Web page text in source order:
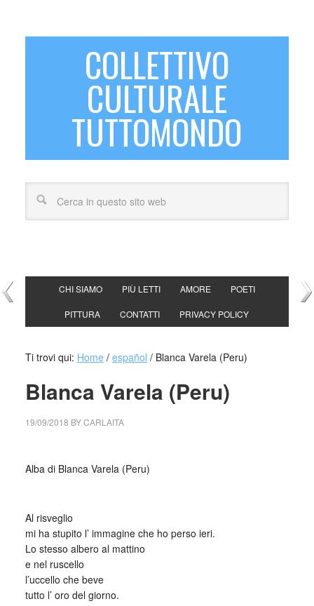
COLLETTIVO
CULTURALE
TUTTOMONDO
CHI SIAMO PIÙ LETTI AMORE POETI
PITTURA CONTATTI PRIVACY POLICY
Ti trovi qui: Home / español /Blanca Varela (Peru)
Blanca Varela (Peru)
19/09/2018 BYCARLAITA
Alba di Blanca Varela (Peru)
Al risveglio
mi ha stupito l’ immagine che ho perso ieri.
Lo stesso albero al mattino
e nel ruscello
l’uccello che beve
tutto l’ oro del giorno.